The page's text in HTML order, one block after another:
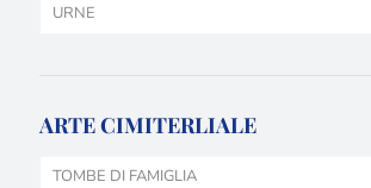
URNE
ARTE CIMITERLIALE
TOMBE DI FAMIGLIA